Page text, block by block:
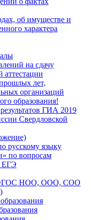
об имуществе и
характера
на сдачу
аттестации
лет,
организаций
образования!
ГИА 2019
Свердловской
русскому языку
по вопросам
ЕГЭ
ФГОС НОО, ООО, СОО